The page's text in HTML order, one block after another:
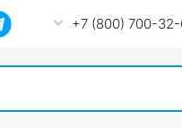
+7 (800) 700-